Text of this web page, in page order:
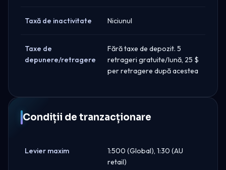
Taxă de inactivitate Niciunul
Taxe de
depunere/retragere
Fără taxe de depozit. 5
retrageri gratuite/lună, 25 $
per retragere după acestea
Condiții de tranzacționare
Levier maxim
1:500 (Global), 1:30 (AU
retail)